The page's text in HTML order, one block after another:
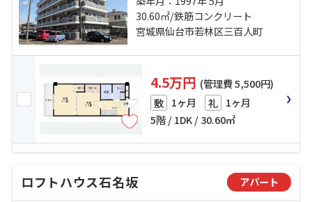
駅 徒歩12分 保春院前丁バス停下
車 徒歩1分
30.60㎡/鉄筋コンクリート
宮城県仙台市若林区三百人町
4.5万円 (管理費 5,500円)
敷 1ヶ月 礼 1ヶ月
5階 / 1DK / 30.60㎡
ロフトハウス石名坂 アパート